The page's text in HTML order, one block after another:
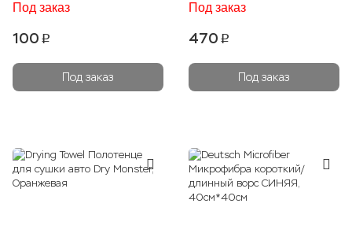
Под заказ
100 p
Под заказ
Под заказ
470 p
Под заказ